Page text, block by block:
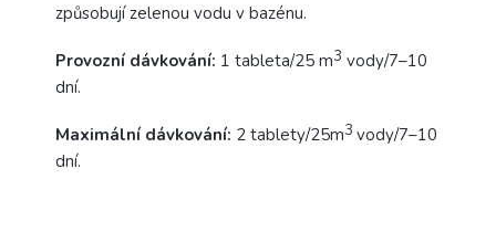
způsobují zelenou vodu v bazénu.
Provozní dávkování: 1 tableta/25 m3 vody/7–10
dní.
Maximální dávkování: 2 tablety/25m3 vody/7–10
dní.